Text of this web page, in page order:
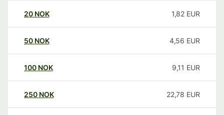
20 NOK 1,82 EUR
50 NOK 4,56 EUR
100 NOK 9,11 EUR
250 NOK 22,78 EUR